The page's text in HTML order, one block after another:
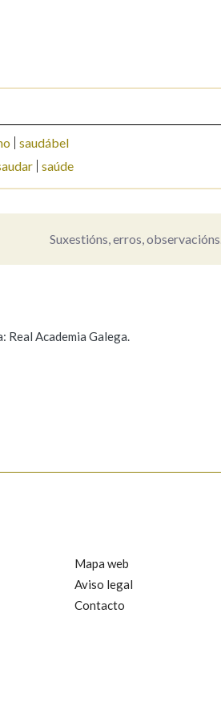
saudábel
saúde
Suxestións, erros, observacións...
Real Academia Galega.
Mapa web
Aviso legal
Contacto